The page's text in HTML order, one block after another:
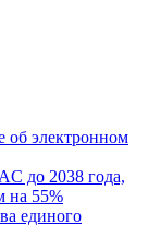
об электронном
до 2038 года,
на 55%
единого